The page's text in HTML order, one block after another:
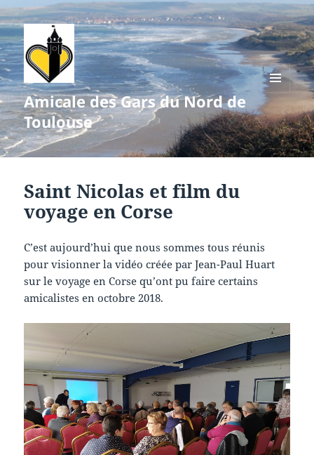
Amicale des Gars du Nord de
Toulouse
MENU
WIDGETS
Saint Nicolas et film du
voyage en Corse
C’est aujourd’hui que nous sommes tous réunis
pour visionner la vidéo créée par Jean-Paul Huart
sur le voyage en Corse qu’ont pu faire certains
amicalistes en octobre 2018.